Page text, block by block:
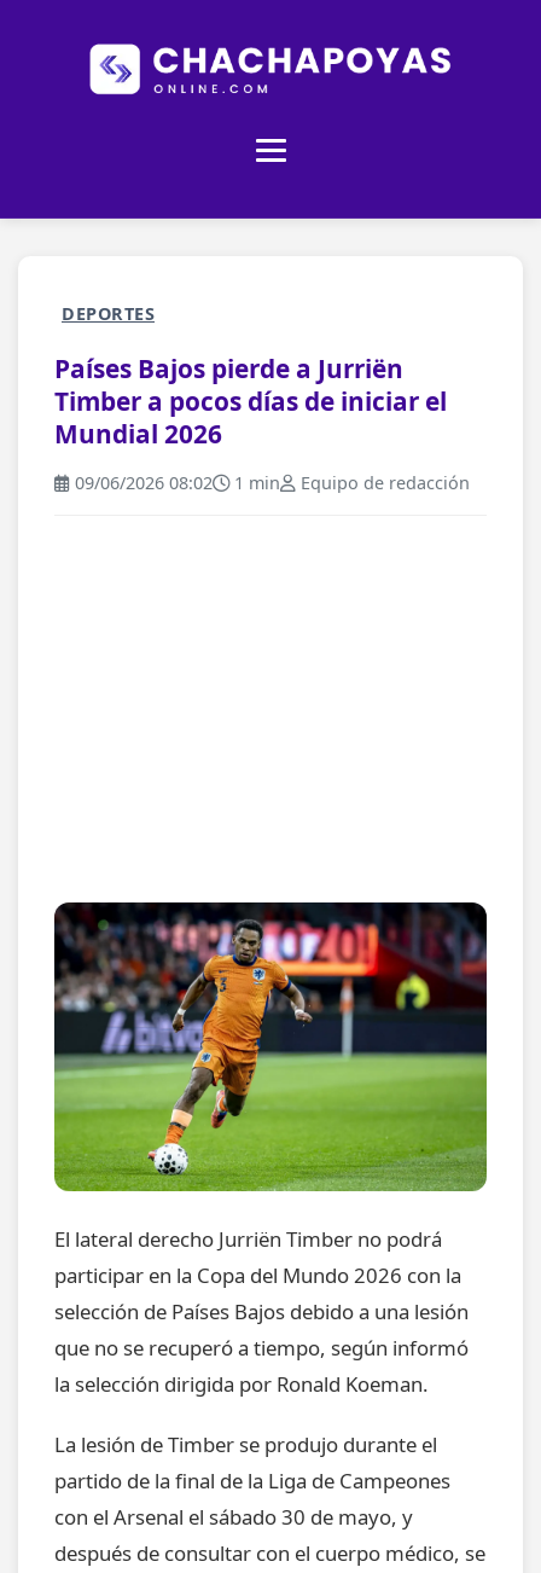
DEPORTES
Países Bajos pierde a Jurriën
Timber a pocos días de iniciar el
Mundial 2026
09/06/2026 08:02 1 min Equipo de redacción
El lateral derecho Jurriën Timber no podrá
participar en la Copa del Mundo 2026 con la
selección de Países Bajos debido a una lesión
que no se recuperó a tiempo, según informó
la selección dirigida por Ronald Koeman.
La lesión de Timber se produjo durante el
partido de la final de la Liga de Campeones
con el Arsenal el sábado 30 de mayo, y
después de consultar con el cuerpo médico, se